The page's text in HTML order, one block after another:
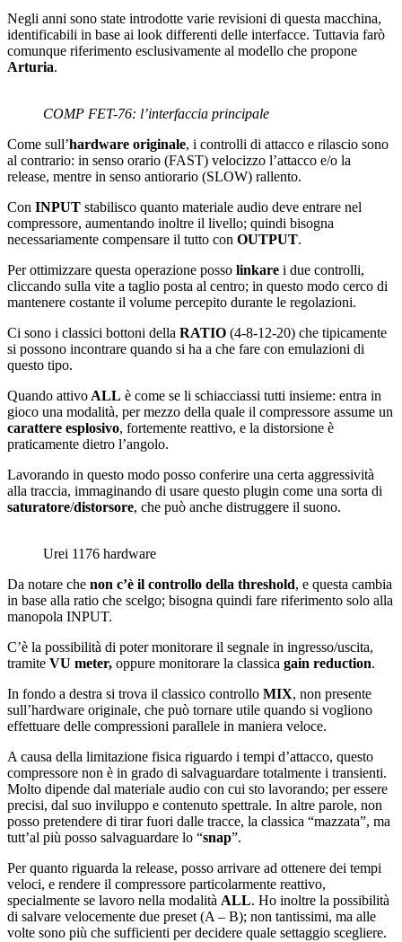
Negli anni sono state introdotte varie revisioni di questa macchina,
identificabili in base ai look differenti delle interfacce. Tuttavia farò
comunque riferimento esclusivamente al modello che propone
Arturia.
COMP FET-76: l’interfaccia principale
Come sull’hardware originale, i controlli di attacco e rilascio sono
al contrario: in senso orario (FAST) velocizzo l’attacco e/o la
release, mentre in senso antiorario (SLOW) rallento.
Con INPUT stabilisco quanto materiale audio deve entrare nel
compressore, aumentando inoltre il livello; quindi bisogna
necessariamente compensare il tutto con OUTPUT.
Per ottimizzare questa operazione posso linkare i due controlli,
cliccando sulla vite a taglio posta al centro; in questo modo cerco di
mantenere costante il volume percepito durante le regolazioni.
Ci sono i classici bottoni della RATIO (4-8-12-20) che tipicamente
si possono incontrare quando si ha a che fare con emulazioni di
questo tipo.
Quando attivo ALL è come se li schiacciassi tutti insieme: entra in
gioco una modalità, per mezzo della quale il compressore assume un
carattere esplosivo, fortemente reattivo, e la distorsione è
praticamente dietro l’angolo.
Lavorando in questo modo posso conferire una certa aggressività
alla traccia, immaginando di usare questo plugin come una sorta di
saturatore/distorsore, che può anche distruggere il suono.
Urei 1176 hardware
Da notare che non c’è il controllo della threshold, e questa cambia
in base alla ratio che scelgo; bisogna quindi fare riferimento solo alla
manopola INPUT.
C’è la possibilità di poter monitorare il segnale in ingresso/uscita,
tramite VU meter, oppure monitorare la classica gain reduction.
In fondo a destra si trova il classico controllo MIX, non presente
sull’hardware originale, che può tornare utile quando si vogliono
effettuare delle compressioni parallele in maniera veloce.
A causa della limitazione fisica riguardo i tempi d’attacco, questo
compressore non è in grado di salvaguardare totalmente i transienti.
Molto dipende dal materiale audio con cui sto lavorando; per essere
precisi, dal suo inviluppo e contenuto spettrale. In altre parole, non
posso pretendere di tirar fuori dalle tracce, la classica “mazzata”, ma
tutt’al più posso salvaguardare lo “snap”.
Per quanto riguarda la release, posso arrivare ad ottenere dei tempi
veloci, e rendere il compressore particolarmente reattivo,
specialmente se lavoro nella modalità ALL. Ho inoltre la possibilità
di salvare velocemente due preset (A – B); non tantissimi, ma alle
volte sono più che sufficienti per decidere quale settaggio scegliere.